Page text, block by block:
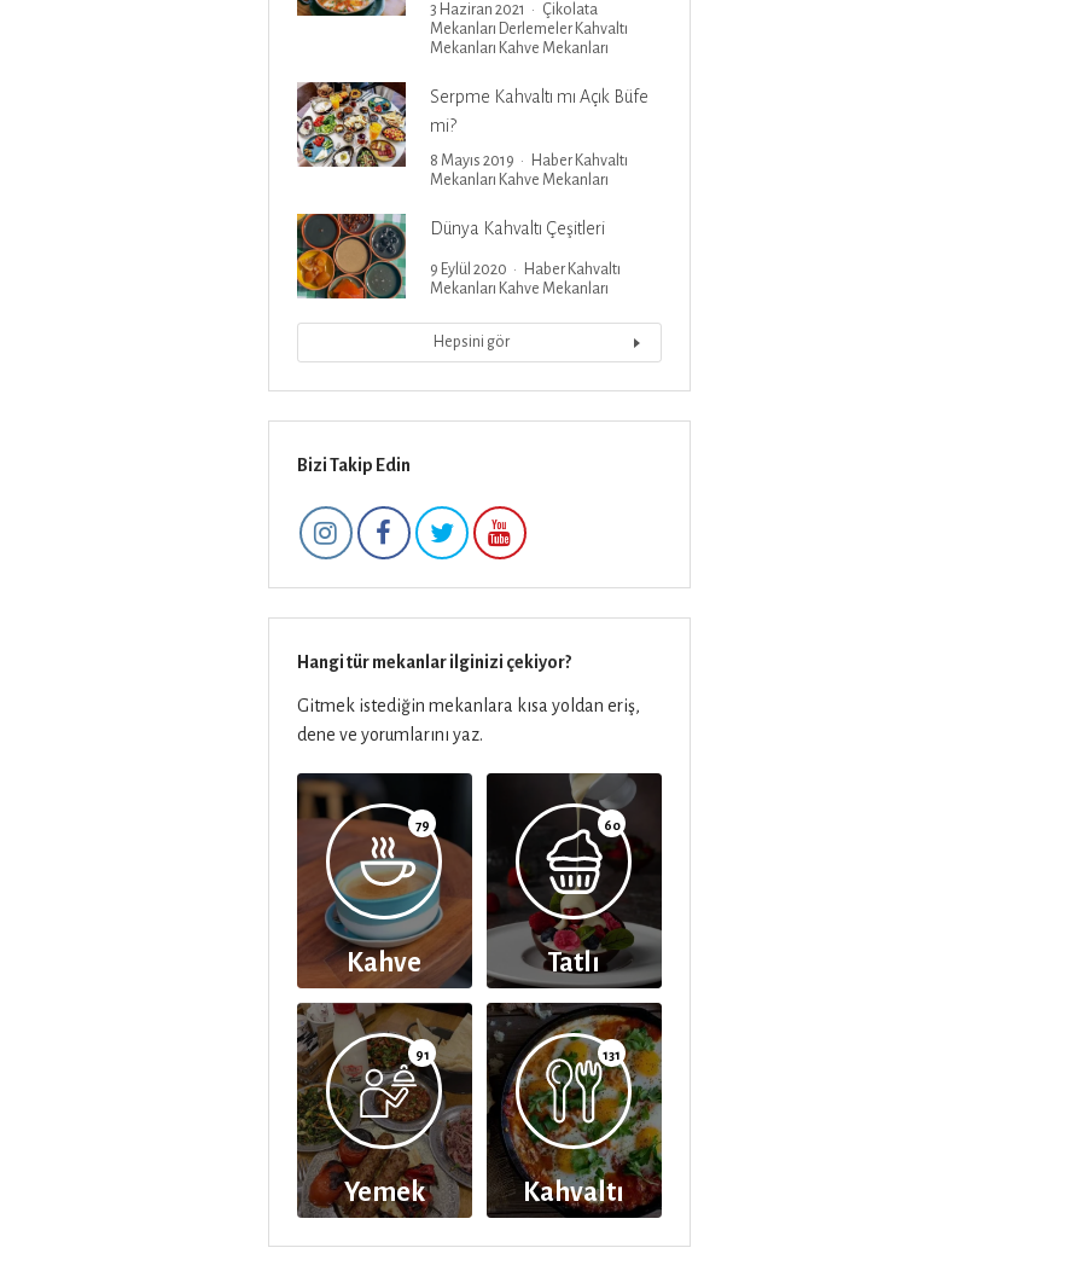
3 Haziran 2021
Çikolata
Mekanları Derlemeler Kahvaltı
Mekanları Kahve Mekanları
Serpme Kahvaltı mı Açık Büfe
mi?
8 Mayıs 2019 Haber Kahvaltı
Mekanları Kahve Mekanları
Dünya Kahvaltı Çeşitleri
9 Eylül 2020 Haber Kahvaltı
Mekanları Kahve Mekanları
Hepsini gör
Bizi Takip Edin
Hangi tür mekanlar ilginizi çekiyor?
Gitmek istediğin mekanlara kısa yoldan eriş,
dene ve yorumlarını yaz.
79
Kahve
60
Tatlı
91
Yemek
131
Kahvaltı